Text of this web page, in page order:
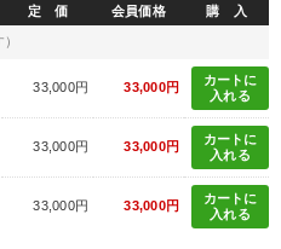
定 価 会員価格 購 入
33,000円 33,000円
カートに
入れる
33,000円 33,000円
カートに
入れる
33,000円 33,000円
カートに
入れる